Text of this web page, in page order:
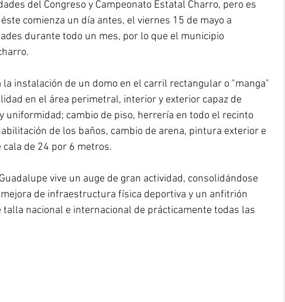
del Congreso y Campeonato Estatal Charro, pero es
comienza un día antes, el viernes 15 de mayo a
durante todo un mes, por lo que el municipio
instalación de un domo en el carril rectangular o "manga"
en el área perimetral, interior y exterior capaz de
uniformidad; cambio de piso, herrería en todo el recinto
de los baños, cambio de arena, pintura exterior e
de 24 por 6 metros.
vive un auge de gran actividad, consolidándose
de infraestructura física deportiva y un anfitrión
nacional e internacional de prácticamente todas las